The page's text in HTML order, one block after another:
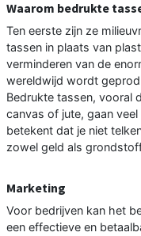
Waarom bedrukte
Ten eerste zijn ze
tassen in plaats van
verminderen van de
wereldwijd wordt
Bedrukte tassen, vooral
canvas of jute, gaan
betekent dat je niet
zowel geld als
Marketing
Voor bedrijven kan het
een effectieve en